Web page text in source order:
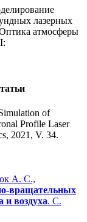
лазерных
атмосферы
of
Profile Laser
2021, V. 34.
А. С.,
вращательных
и воздуха. С.